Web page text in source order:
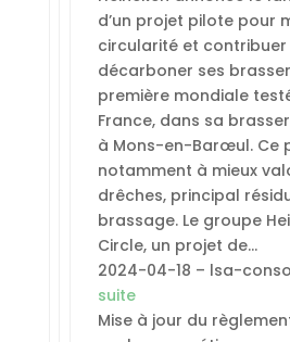
d’un projet pilote pour
circularité et contribuer
décarboner ses
première mondiale
France, dans sa
à Mons-en-Barœul. Ce
notamment à mieux
drêches, principal
brassage. Le groupe
Circle, un projet de…
2024-04-18 – lsa-
suite
Mise à jour du